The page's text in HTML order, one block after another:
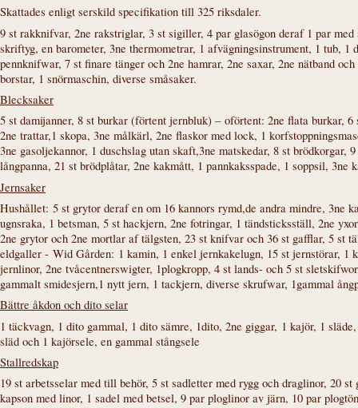
Skattades enligt serskild specifikation till 325 riksdaler.
9 st rakknifvar, 2ne rakstriglar, 3 st sigiller, 4 par glasögon deraf 1 par
skriftyg, en barometer, 3ne thermometrar, 1 afvägningsinstrument, 1 tub,
pennknifwar, 7 st finare tänger och 2ne hamrar, 2ne saxar, 2ne nätband
borstar, 1 snörmaschin, diverse småsaker.
Blecksaker
5 st damijanner, 8 st burkar (förtent jernbluk) – oförtent: 2ne flata burkar,
2ne trattar,1 skopa, 3ne målkärl, 2ne flaskor med lock, 1
3ne gasoljekannor, 1 duschslag utan skaft,3ne matskedar, 8 st brödkorgar,
långpanna, 21 st brödplåtar, 2ne kakmått, 1 pannkaksspade, 1 soppsil, 3ne
Jernsaker
Hushållet: 5 st grytor deraf en om 16 kannors rymd,de andra mindre, 3ne
ugnsraka, 1 betsman, 5 st hackjern, 2ne fotringar, 1 tändsticksställ, 2ne
2ne grytor och 2ne mortlar af tälgsten, 23 st knifvar och 36 st gafflar, 5 st
eldgaller - Wid Gården: 1 kamin, 1 enkel jernkakelugn, 15 st jernstörar, 1
jernlinor, 2ne tvåcentnerswigter, 1plogkropp, 4 st lands- och 5 st
gammalt smidesjern,1 nytt jern, 1 tackjern, diverse skrufwar, 1gammal
Bättre åkdon och dito selar
1 täckvagn, 1 dito gammal, 1 dito sämre, 1dito, 2ne giggar, 1 kajör, 1
släd och 1 kajörsele, en gammal stångsele
Stallredskap
19 st arbetsselar med till behör, 5 st sadletter med rygg och draglinor, 20
kapson med linor, 1 sadel med betsel, 9 par ploglinor av järn, 10 par